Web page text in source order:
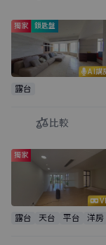
AI講
獨家 鎖匙盤
露台
比較
獨家
露台 天台 平台 洋房